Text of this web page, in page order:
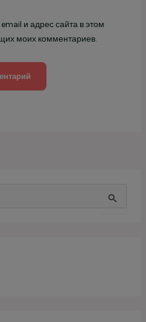
и адрес сайта в этом
моих комментариев.